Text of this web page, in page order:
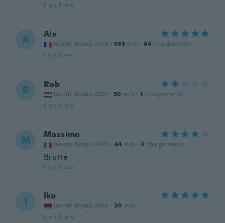
il y a 5 ans
A Als
Inscrit depuis 2016 · 583 avis · 84 chargements
il y a 5 ans
R Rob
Inscrit depuis 2021 · 50 avis · 1 chargements
il y a 5 ans
M Massimo
Inscrit depuis 2020 · 64 avis · 3 chargements
Brutte
il y a 5 ans
I Iko
Inscrit depuis 2016 · 20 avis
il y a 5 ans